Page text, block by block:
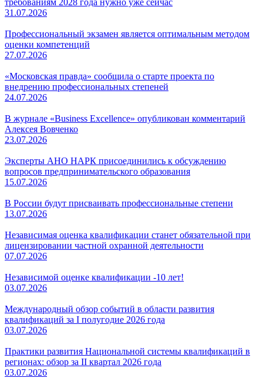
требованиям 2028 года нужно уже сейчас
31.07.2026
Профессиональный экзамен является оптимальным методом
оценки компетенций
27.07.2026
«Московская правда» сообщила о старте проекта по
внедрению профессиональных степеней
24.07.2026
В журнале «Business Excellence» опубликован комментарий
Алексея Вовченко
23.07.2026
Эксперты АНО НАРК присоединились к обсуждению
вопросов предпринимательского образования
15.07.2026
В России будут присваивать профессиональные степени
13.07.2026
Независимая оценка квалификации станет обязательной при
лицензировании частной охранной деятельности
07.07.2026
Независимой оценке квалификации -10 лет!
03.07.2026
Международный обзор событий в области развития
квалификаций за I полугодие 2026 года
03.07.2026
Практики развития Национальной системы квалификаций в
регионах: обзор за II квартал 2026 года
03.07.2026